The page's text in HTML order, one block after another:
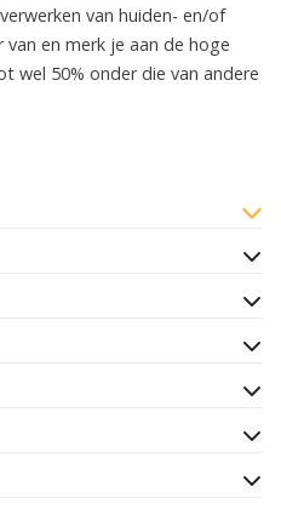
van huiden- en/of
en merk je aan de hoge
wel 50% onder die van andere